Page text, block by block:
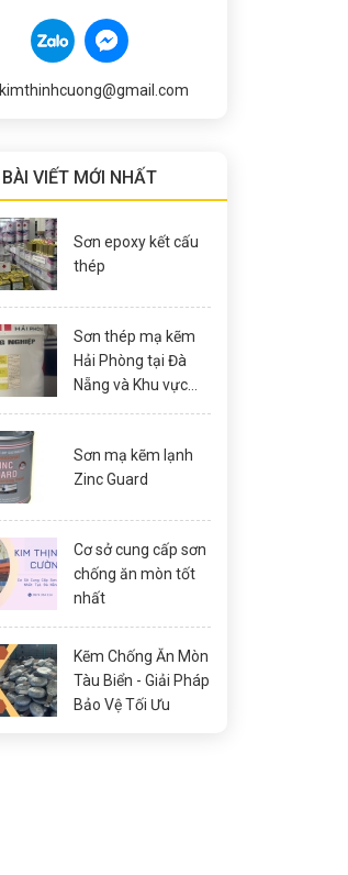
kimthinhcuong@gmail.com
BÀI VIẾT MỚI NHẤT
Sơn epoxy kết cấu
thép
Sơn thép mạ kẽm
Hải Phòng tại Đà
Nẵng và Khu vực
Sơn mạ kẽm lạnh
Zinc Guard
Cơ sở cung cấp sơn
chống ăn mòn tốt
nhất
Kẽm Chống Ăn Mòn
Tàu Biển - Giải Pháp
Bảo Vệ Tối Ưu